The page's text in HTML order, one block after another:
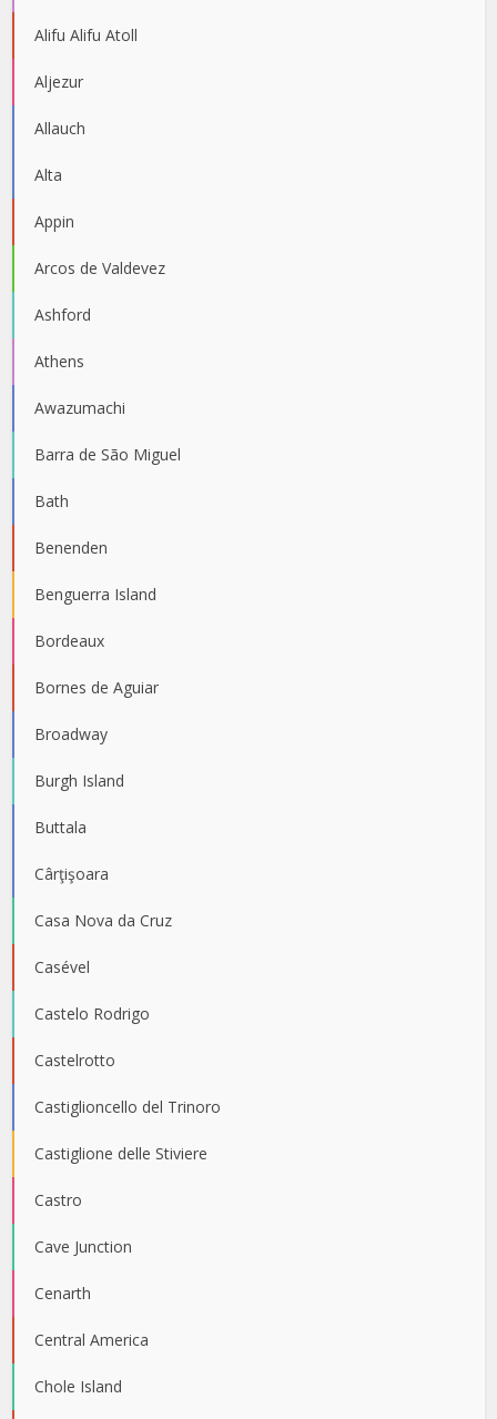
Alifu Alifu Atoll
Aljezur
Allauch
Alta
Appin
Arcos de Valdevez
Ashford
Athens
Awazumachi
Barra de São Miguel
Bath
Benenden
Benguerra Island
Bordeaux
Bornes de Aguiar
Broadway
Burgh Island
Buttala
Cârţişoara
Casa Nova da Cruz
Casével
Castelo Rodrigo
Castelrotto
Castiglioncello del Trinoro
Castiglione delle Stiviere
Castro
Cave Junction
Cenarth
Central America
Chole Island